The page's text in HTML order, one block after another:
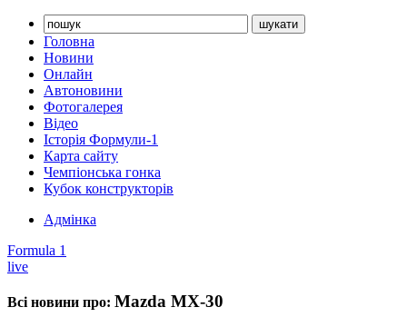
Головна
Новини
Онлайн
Автоновини
Фотогалерея
Відео
Історія Формули-1
Карта сайту
Чемпіонська гонка
Кубок конструкторів
Адмінка
Formula 1
live
Всі новини про: Mazda MX-30